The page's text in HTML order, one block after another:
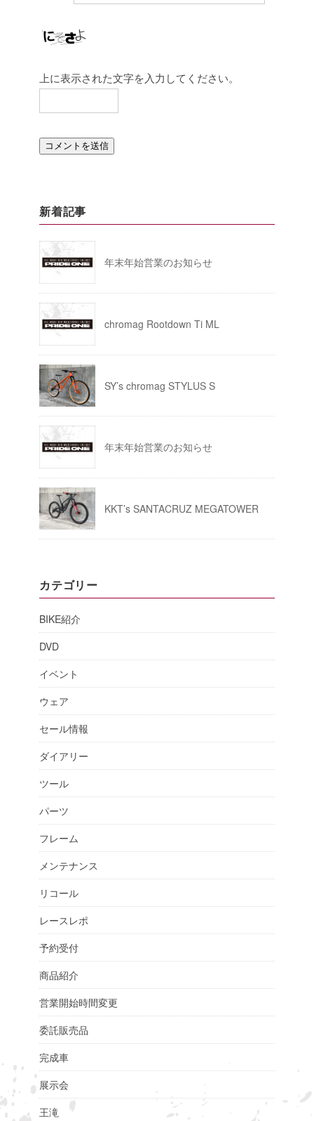
上に表示された文字を入力してください。
新着記事
年末年始営業のお知らせ
chromag Rootdown Ti ML
SY’s chromag STYLUS S
年末年始営業のお知らせ
KKT’s SANTACRUZ MEGATOWER
カテゴリー
BIKE紹介
DVD
イベント
ウェア
セール情報
ダイアリー
ツール
パーツ
フレーム
メンテナンス
リコール
レースレポ
予約受付
商品紹介
営業開始時間変更
委託販売品
完成車
展示会
王滝